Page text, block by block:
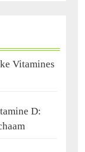
Vitamines
D: